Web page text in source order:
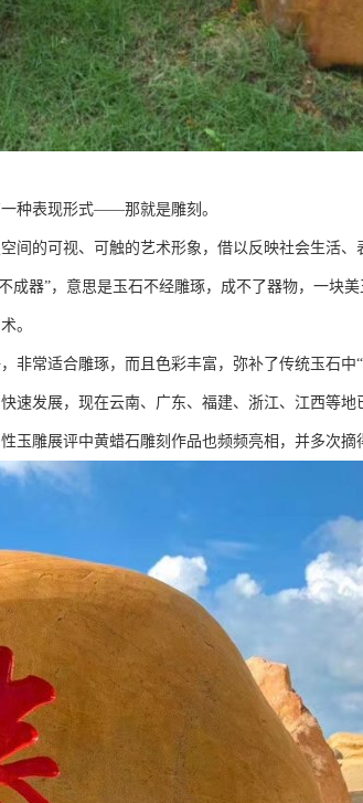
种表现形式——那就是雕刻。
间的可视、可触的艺术形象，借以反映社会生活、
成器”，意思是玉石不经雕琢，成不了器物，一块
。
非常适合雕琢，而且色彩丰富，弥补了传统玉石中
速发展，现在云南、广东、福建、浙江、江西等地
玉雕展评中黄蜡石雕刻作品也频频亮相，并多次摘